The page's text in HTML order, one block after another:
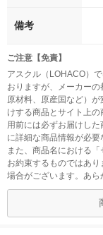
備考
ご注意【免責】
アスクル（LOHACO）
おりますが、メーカーの
原材料、原産国など）
けする商品とサイト上
用前には必ずお届けし
に詳細な商品情報が必要
また、商品名における
お約束するものではあ
場合がございます。あら